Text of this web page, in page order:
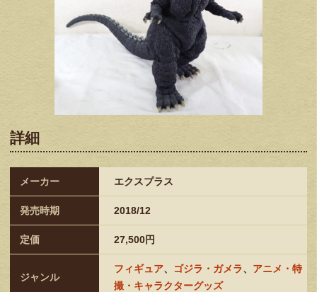
詳細
メーカー エクスプラス
発売時期 2018/12
定価 27,500円
ジャンル
フィギュア、 ゴジラ・ガメラ、 アニメ・特
撮・キャラクターグッズ